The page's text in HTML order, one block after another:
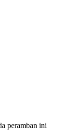
peramban ini